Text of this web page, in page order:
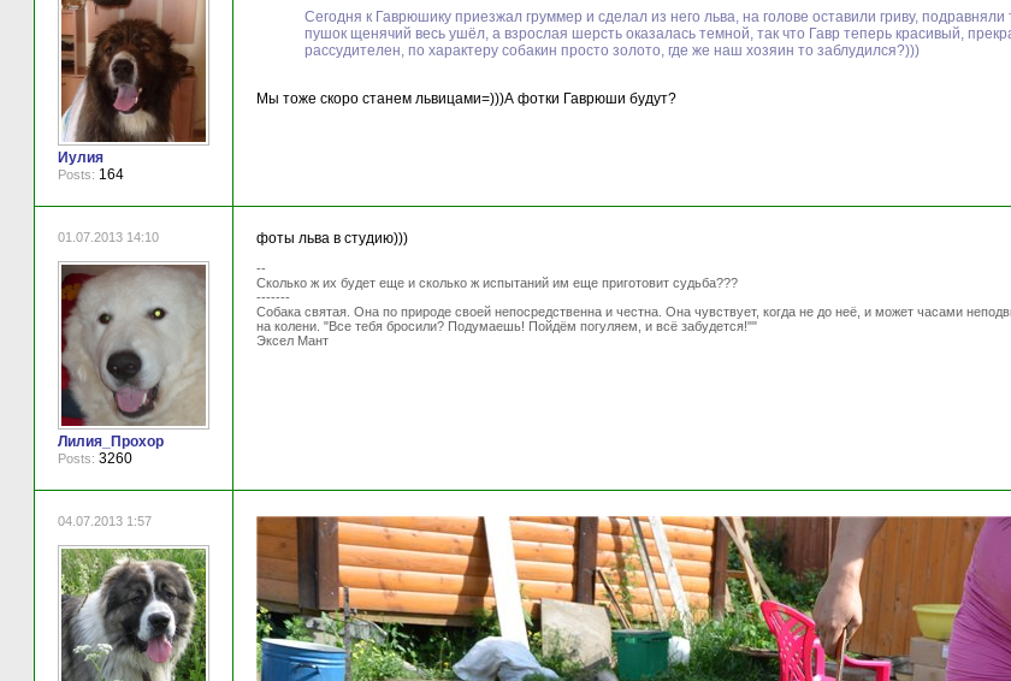
Иулия
Posts: 164
Сегодня к Гаврюшику приезжал груммер и сделал из него льва, на голове оставили гриву,
пушок щенячий весь ушёл, а взрослая шерсть оказалась темной, так что Гавр теперь красивый,
рассудителен, по характеру собакин просто золото, где же наш хозяин то заблудился?)))
Мы тоже скоро станем львицами=)))А фотки Гаврюши будут?
01.07.2013 14:10
Лилия_Прохор
Posts: 3260
фоты льва в студию)))
--
Сколько ж их будет еще и сколько ж испытаний им еще приготовит судьба???
-------
Собака святая. Она по природе своей непосредственна и честна. Она чувствует, когда не до неё, и может часами
на колени. "Все тебя бросили? Подумаешь! Пойдём погуляем, и всё забудется!""
Эксел Мант
04.07.2013 1:57